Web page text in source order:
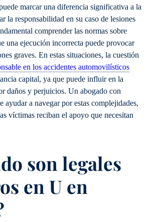
marcar una diferencia significativa a la
la responsabilidad en su caso de lesiones
comprender las normas sobre
una ejecución incorrecta puede provocar
graves. En estas situaciones, la cuestión
en los accidentes automovilísticos
capital, ya que puede influir en la
daños y perjuicios. Un abogado con
ayudar a navegar por estas complejidades,
víctimas reciban el apoyo que necesitan
son legales
en U en